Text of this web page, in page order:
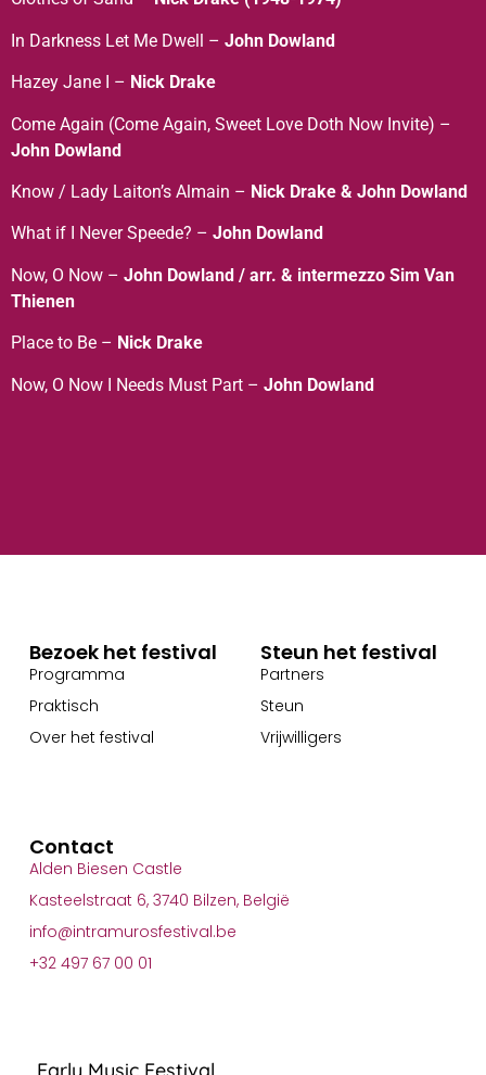
In Darkness Let Me Dwell – John Dowland
Hazey Jane I – Nick Drake
Come Again (Come Again, Sweet Love Doth Now Invite) –
John Dowland
Know / Lady Laiton’s Almain – Nick Drake & John Dowland
What if I Never Speede? – John Dowland
Now, O Now – John Dowland / arr. & intermezzo Sim Van
Thienen
Place to Be – Nick Drake
Now, O Now I Needs Must Part – John Dowland
Early Music Festival
Bezoek het festival
Programma
Praktisch
Over het festival
Steun het festival
Partners
Steun
Vrijwilligers
Contact
Alden Biesen Castle
Kasteelstraat 6, 3740 Bilzen, België
info@intramurosfestival.be
+32 497 67 00 01